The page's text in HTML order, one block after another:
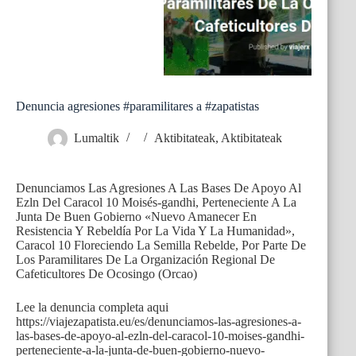
Denuncia agresiones #paramilitares a #zapatistas
Lumaltik Aktibitateak, Aktibitateak
Denunciamos Las Agresiones A Las Bases De Apoyo Al
Ezln Del Caracol 10 Moisés-gandhi, Perteneciente A La
Junta De Buen Gobierno «Nuevo Amanecer En
Resistencia Y Rebeldía Por La Vida Y La Humanidad»,
Caracol 10 Floreciendo La Semilla Rebelde, Por Parte De
Los Paramilitares De La Organización Regional De
Cafeticultores De Ocosingo (Orcao)
Lee la denuncia completa aqui
https://viajezapatista.eu/es/denunciamos-las-agresiones-a-
las-bases-de-apoyo-al-ezln-del-caracol-10-moises-gandhi-
perteneciente-a-la-junta-de-buen-gobierno-nuevo-